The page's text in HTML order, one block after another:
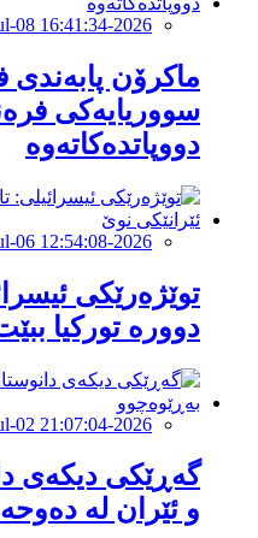
2026-Jul-08 16:41:34
ماکرۆن پابەندی
سووریایەکی
دووپاتدەکاتەوە
2026-Jul-06 12:54:08
توێژەرێكی
دوورە توركیا
2026-Jul-02 21:07:04
گەڕێکى دیکەى
و ئێران لە